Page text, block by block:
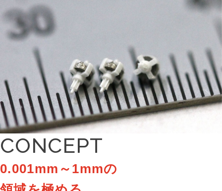
CONCEPT
0.001mm～1mmの